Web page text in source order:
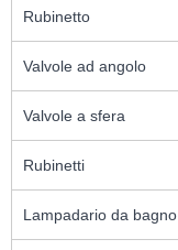
Rubinetto
Valvole ad angolo
Valvole a sfera
Rubinetti
Lampadario da bagno